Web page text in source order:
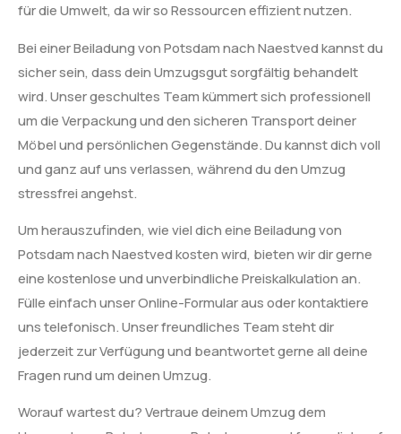
für die Umwelt, da wir so Ressourcen effizient nutzen.
Bei einer Beiladung von Potsdam nach Naestved kannst du
sicher sein, dass dein Umzugsgut sorgfältig behandelt
wird. Unser geschultes Team kümmert sich professionell
um die Verpackung und den sicheren Transport deiner
Möbel und persönlichen Gegenstände. Du kannst dich voll
und ganz auf uns verlassen, während du den Umzug
stressfrei angehst.
Um herauszufinden, wie viel dich eine Beiladung von
Potsdam nach Naestved kosten wird, bieten wir dir gerne
eine kostenlose und unverbindliche Preiskalkulation an.
Fülle einfach unser Online-Formular aus oder kontaktiere
uns telefonisch. Unser freundliches Team steht dir
jederzeit zur Verfügung und beantwortet gerne all deine
Fragen rund um deinen Umzug.
Worauf wartest du? Vertraue deinem Umzug dem